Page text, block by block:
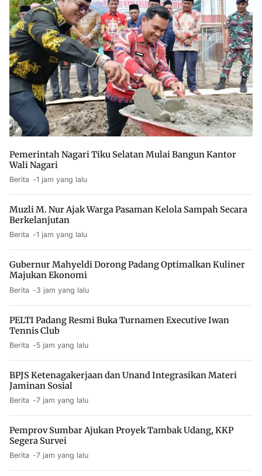
Pemerintah Nagari Tiku Selatan Mulai Bangun Kantor
Wali Nagari
Berita 1 jam yang lalu
Muzli M. Nur Ajak Warga Pasaman Kelola Sampah Secara
Berkelanjutan
Berita 1 jam yang lalu
Gubernur Mahyeldi Dorong Padang Optimalkan Kuliner
Majukan Ekonomi
Berita 3 jam yang lalu
PELTI Padang Resmi Buka Turnamen Executive Iwan
Tennis Club
Berita 5 jam yang lalu
BPJS Ketenagakerjaan dan Unand Integrasikan Materi
Jaminan Sosial
Berita 7 jam yang lalu
Pemprov Sumbar Ajukan Proyek Tambak Udang, KKP
Segera Survei
Berita 7 jam yang lalu